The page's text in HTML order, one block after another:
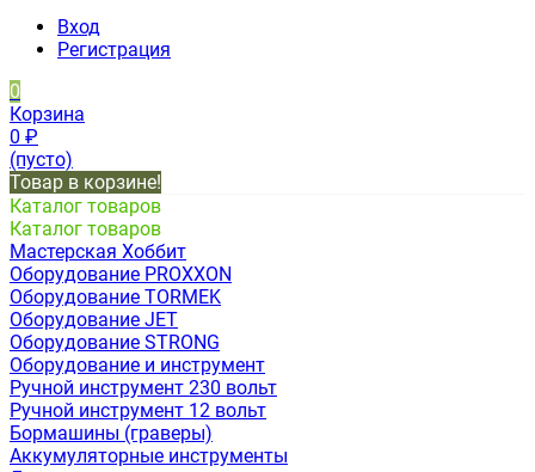
Вход
Регистрация
0
Корзина
0 ₽
(пусто)
Товар в корзине!
Каталог товаров
Каталог товаров
Мастерская Хоббит
Оборудование PROXXON
Оборудование TORMEK
Оборудование JET
Оборудование STRONG
Оборудование и инструмент
Ручной инструмент 230 вольт
Ручной инструмент 12 вольт
Бормашины (граверы)
Аккумуляторные инструменты